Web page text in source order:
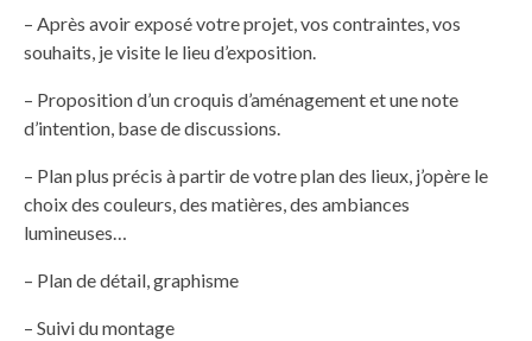
– Après avoir exposé votre projet, vos contraintes, vos
souhaits, je visite le lieu d’exposition.
– Proposition d’un croquis d’aménagement et une note
d’intention, base de discussions.
– Plan plus précis à partir de votre plan des lieux, j’opère le
choix des couleurs, des matières, des ambiances
lumineuses…
– Plan de détail, graphisme
– Suivi du montage